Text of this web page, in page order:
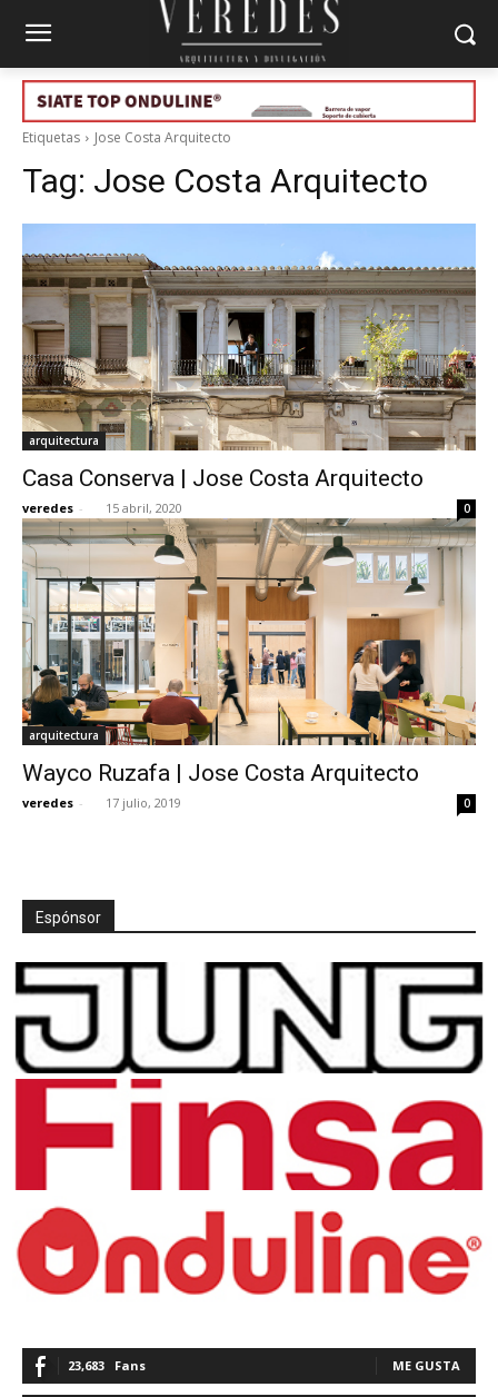
Etiquetas Jose Costa Arquitecto
Tag: Jose Costa Arquitecto
arquitectura
Casa Conserva | Jose Costa Arquitecto
veredes - 15 abril, 2020 0
arquitectura
Wayco Ruzafa | Jose Costa Arquitecto
veredes - 17 julio, 2019 0
Espónsor
23,683 Fans ME GUSTA